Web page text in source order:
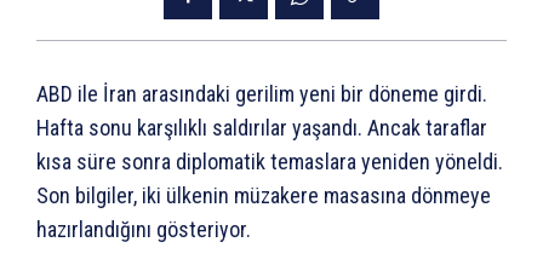
ABD ile İran arasındaki gerilim yeni bir döneme girdi.
Hafta sonu karşılıklı saldırılar yaşandı. Ancak taraflar
kısa süre sonra diplomatik temaslara yeniden yöneldi.
Son bilgiler, iki ülkenin müzakere masasına dönmeye
hazırlandığını gösteriyor.